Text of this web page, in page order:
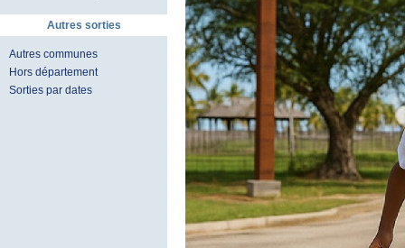
Autres sorties
Autres communes
Hors département
Sorties par dates